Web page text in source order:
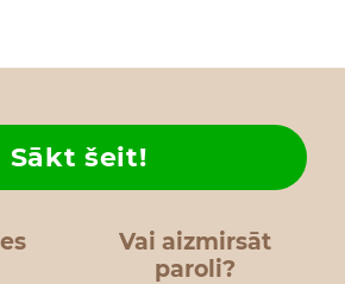
Vai aizmirsāt
paroli?
Sākt šeit!